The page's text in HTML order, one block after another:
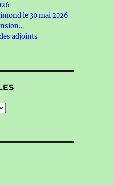
le 30 mai 2026
adjoints